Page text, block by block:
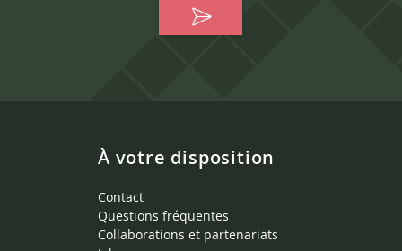
À votre disposition
Contact
Questions fréquentes
Collaborations et partenariats